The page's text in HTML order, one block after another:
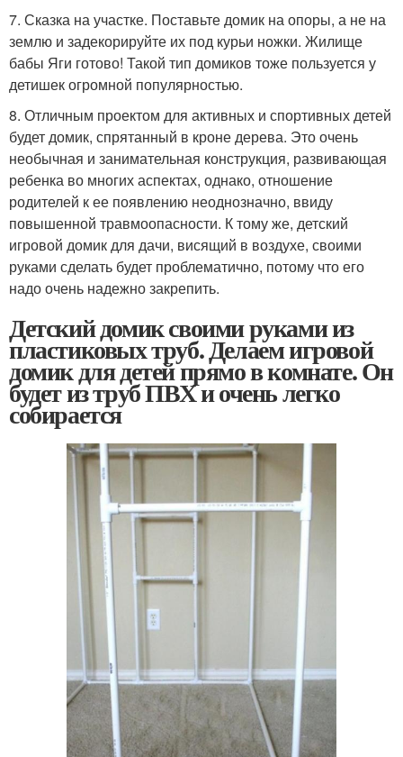
7. Сказка на участке. Поставьте домик на опоры, а не на
землю и задекорируйте их под курьи ножки. Жилище
бабы Яги готово! Такой тип домиков тоже пользуется у
детишек огромной популярностью.
8. Отличным проектом для активных и спортивных детей
будет домик, спрятанный в кроне дерева. Это очень
необычная и занимательная конструкция, развивающая
ребенка во многих аспектах, однако, отношение
родителей к ее появлению неоднозначно, ввиду
повышенной травмоопасности. К тому же, детский
игровой домик для дачи, висящий в воздухе, своими
руками сделать будет проблематично, потому что его
надо очень надежно закрепить.
Детский домик своими руками из
пластиковых труб. Делаем игровой
домик для детей прямо в комнате. Он
будет из труб ПВХ и очень легко
собирается